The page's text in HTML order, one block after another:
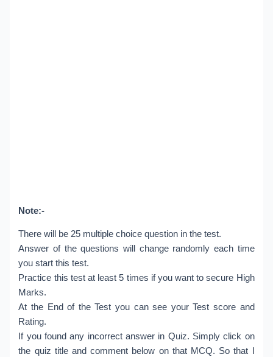
Note:-
There will be 25 multiple choice question in the test.
Answer of the questions will change randomly each time
you start this test.
Practice this test at least 5 times if you want to secure High
Marks.
At the End of the Test you can see your Test score and
Rating.
If you found any incorrect answer in Quiz. Simply click on
the quiz title and comment below on that MCQ. So that I